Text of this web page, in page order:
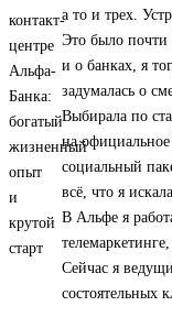
а то и трех.
Это было почти
и о банках, я
задумалась о
Выбирала по
на
социальный
всё, что я
В Альфе я
Сейчас я
состоятельных